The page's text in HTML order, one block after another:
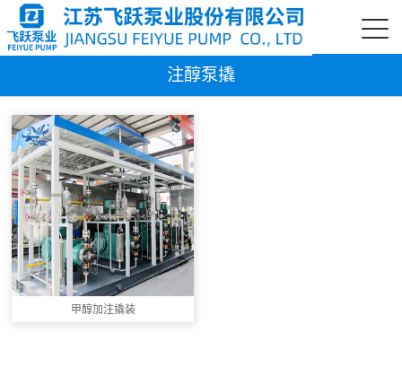
注醇泵撬
甲醇加注撬装